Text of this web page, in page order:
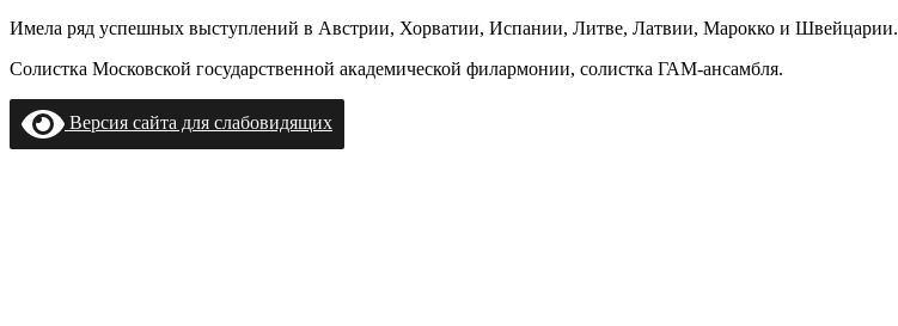
Имела ряд успешных выступлений в Австрии, Хорватии, Испании, Литве, Латвии, Марокко и Швейцарии.
Солистка Московской государственной академической филармонии, солистка ГАМ-ансамбля.
Версия сайта для слабовидящих